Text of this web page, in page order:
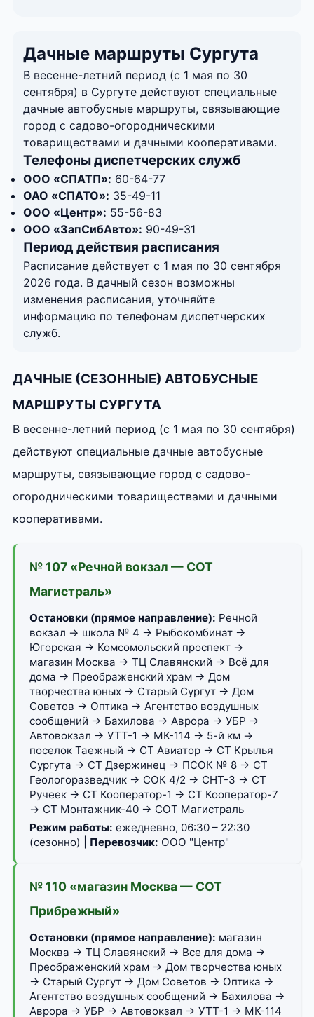
Дачные маршруты Сургута
В весенне-летний период (с 1 мая по 30
сентября) в Сургуте действуют специальные
дачные автобусные маршруты, связывающие
город с садово-огородническими
товариществами и дачными кооперативами.
Телефоны диспетчерских служб
ООО «СПАТП»: 60-64-77
ОАО «СПАТО»: 35-49-11
ООО «Центр»: 55-56-83
ООО «ЗапСибАвто»: 90-49-31
Период действия расписания
Расписание действует с 1 мая по 30 сентября
2026 года. В дачный сезон возможны
изменения расписания, уточняйте
информацию по телефонам диспетчерских
служб.
ДАЧНЫЕ (СЕЗОННЫЕ) АВТОБУСНЫЕ
МАРШРУТЫ СУРГУТА
В весенне-летний период (с 1 мая по 30 сентября)
действуют специальные дачные автобусные
маршруты, связывающие город с садово-
огородническими товариществами и дачными
кооперативами.
№ 107 «Речной вокзал — СОТ
Магистраль»
Остановки (прямое направление): Речной
вокзал → школа № 4 → Рыбокомбинат →
Югорская → Комсомольский проспект →
магазин Москва → ТЦ Славянский → Всё для
дома → Преображенский храм → Дом
творчества юных → Старый Сургут → Дом
Советов → Оптика → Агентство воздушных
сообщений → Бахилова → Аврора → УБР →
Автовокзал → УТТ-1 → МК-114 → 5-й км →
поселок Таежный → СТ Авиатор → СТ Крылья
Сургута → СТ Дзержинец → ПСОК № 8 → СТ
Геологоразведчик → СОК 4/2 → СНТ-3 → СТ
Ручеек → СТ Кооператор-1 → СТ Кооператор-7
→ СТ Монтажник-40 → СОТ Магистраль
Режим работы: ежедневно, 06:30 – 22:30
(сезонно) | Перевозчик: ООО "Центр"
№ 110 «магазин Москва — СОТ
Прибрежный»
Остановки (прямое направление): магазин
Москва → ТЦ Славянский → Все для дома →
Преображенский храм → Дом творчества юных
→ Старый Сургут → Дом Советов → Оптика →
Агентство воздушных сообщений → Бахилова →
Аврора → УБР → Автовокзал → УТТ-1 → МК-114